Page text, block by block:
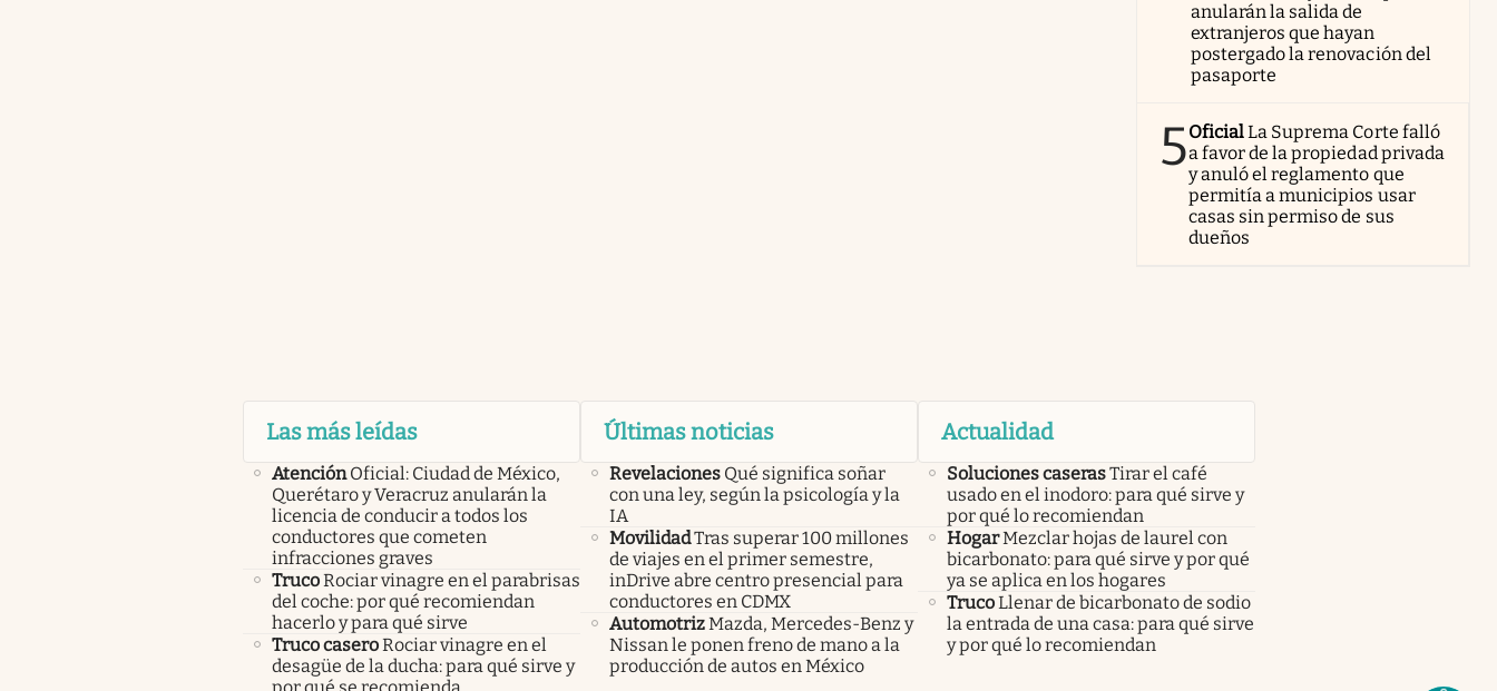
anularán la salida de
extranjeros que hayan
postergado la renovación del
pasaporte
5OficialLa Suprema Corte falló
a favor de la propiedad privada
y anuló el reglamento que
permitía a municipios usar
casas sin permiso de sus
dueños
Las más leídas
Atención Oficial: Ciudad de México,
Querétaro y Veracruz anularán la
licencia de conducir a todos los
conductores que cometen
infracciones graves
TrucoRociar vinagre en el parabrisas
del coche: por qué recomiendan
hacerlo y para qué sirve
Truco caseroRociar vinagre en el
desagüe de la ducha: para qué sirve y
Últimas noticias
Revelaciones Qué significa soñar
con una ley, según la psicología y la
IA
MovilidadTras superar 100 millones
de viajes en el primer semestre,
inDrive abre centro presencial para
conductores en CDMX
AutomotrizMazda, Mercedes-Benz y
Nissan le ponen freno de mano a la
producción de autos en México
Actualidad
Soluciones caserasTirar el café
usado en el inodoro: para qué sirve y
por qué lo recomiendan
HogarMezclar hojas de laurel con
bicarbonato: para qué sirve y por qué
ya se aplica en los hogares
TrucoLlenar de bicarbonato de sodio
la entrada de una casa: para qué sirve
y por qué lo recomiendan